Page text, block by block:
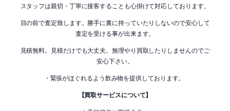
スタッフは親切・丁寧に接客することも心掛けて対応しております。
目の前で査定致します。勝手に裏に持っていたりしないので安心して
査定を受ける事が出来ます。
見積無料。見積だけでも大丈夫。無理やり買取したりしませんのでご
安心下さい。
・緊張がほぐれるよう飲み物を提供しております。
【買取サービスについて】